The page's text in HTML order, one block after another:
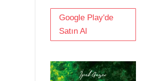
Google Play'de
Satın Al